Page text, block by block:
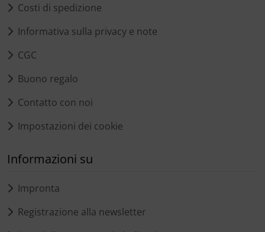
Costi di spedizione
Informativa sulla privacy e note
CGC
Buono regalo
Contatto con noi
Impostazioni dei cookie
Informazioni su
Impronta
Registrazione alla newsletter